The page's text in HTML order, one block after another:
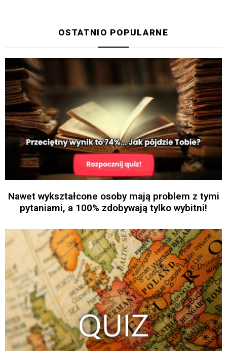
OSTATNIO POPULARNE
Nawet wykształcone osoby mają problem z tymi
pytaniami, a 100% zdobywają tylko wybitni!